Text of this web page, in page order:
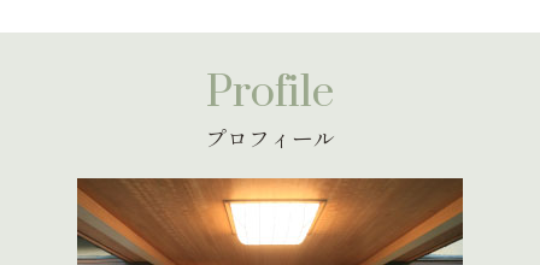
Profile
プロフィール